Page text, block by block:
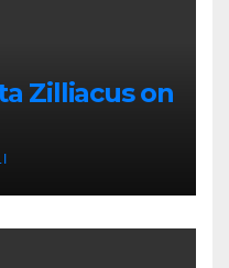
Zilliacus on